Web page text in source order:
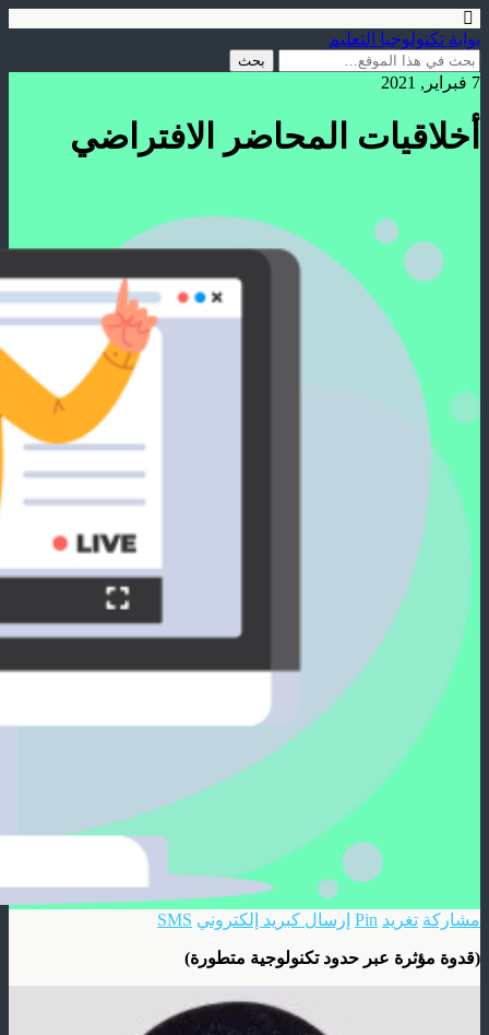
بوابة تكنولوجيا التعليم
7 فبراير, 2021
أخلاقيات المحاضر الافتراضي
مشاركة تغريد Pin إرسال كبريد إلكتروني SMS
(قدوة مؤثرة عبر حدود تكنولوجية متطورة)